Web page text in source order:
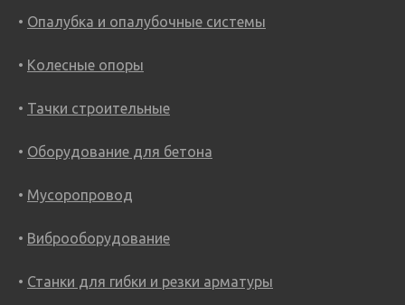
Опалубка и опалубочные системы
Колесные опоры
Тачки строительные
Оборудование для бетона
Мусоропровод
Виброоборудование
Станки для гибки и резки арматуры